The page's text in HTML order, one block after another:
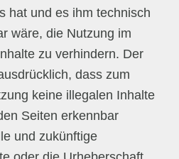
hat und es ihm technisch
wäre, die Nutzung im
zu verhindern. Der
dass zum
keine illegalen Inhalte
Seiten erkennbar
und zukünftige